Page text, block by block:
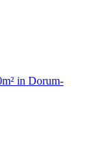
in Dorum-